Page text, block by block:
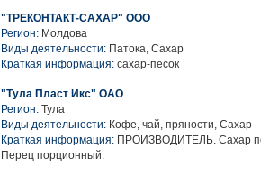
"ТРЕКОНТАКТ-САХАР" ООО
Регион: Молдова
Виды деятельности: Патока, Сахар
Краткая информация: сахар-песок
"Тула Пласт Икс" ОАО
Регион: Тула
Виды деятельности: Кофе, чай, пряности, Сахар
Краткая информация: ПРОИЗВОДИТЕЛЬ. Сахар
Перец порционный.